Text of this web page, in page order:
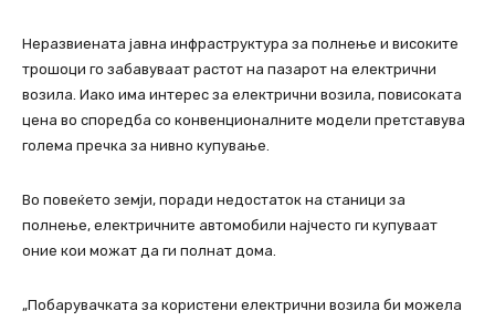
Неразвиената јавна инфраструктура за полнење и високите
трошоци го забавуваат растот на пазарот на електрични
возила. Иако има интерес за електрични возила, повисоката
цена во споредба со конвенционалните модели претставува
голема пречка за нивно купување.
Во повеќето земји, поради недостаток на станици за
полнење, електричните автомобили најчесто ги купуваат
оние кои можат да ги полнат дома.
„Побарувачката за користени електрични возила би можела